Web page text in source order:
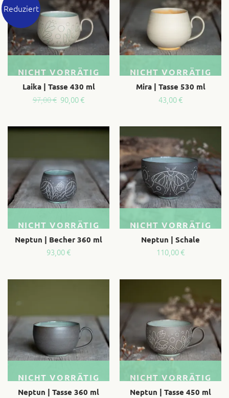
Reduziert
NICHT VORRÄTIG
Laika | Tasse 430 ml
97,00€ Ursprünglicher
Preis
90,00€Aktueller
Preis
NICHT VORRÄTIG
Mira | Tasse 530 ml
43,00€
NICHT VORRÄTIG
Neptun | Becher 360 ml
93,00€
NICHT VORRÄTIG
Neptun | Schale
110,00€
NICHT VORRÄTIG
Neptun | Tasse 360 ml
NICHT VORRÄTIG
Neptun | Tasse 450 ml